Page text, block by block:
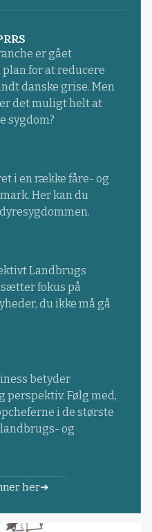
er gået
for at reducere
danske grise. Men
det muligt helt at
sygdom?
i en række fåre- og
Her kan du
Landbrugs
sætter fokus på
du ikke må gå
betyder
Følg med,
i de største
og
her